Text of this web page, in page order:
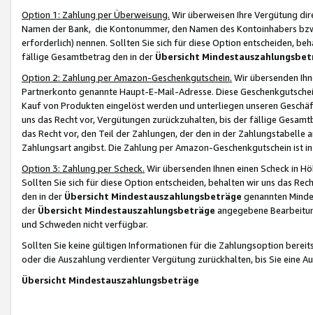
Option 1: Zahlung per Überweisung. Wir überweisen Ihre Vergütung
Namen der Bank, die Kontonummer, den Namen des Kontoinhabers
erforderlich) nennen. Sollten Sie sich für diese Option entscheiden,
fällige Gesamtbetrag den in der Übersicht
Option 2: Zahlung per Amazon-Geschenkgutschein. Wir übersenden
Partnerkonto genannte Haupt-E-Mail-Adresse. Diese
Kauf von Produkten eingelöst werden und unterliegen unseren
uns das Recht vor, Vergütungen zurückzuhalten, bis der fällige
das Recht vor, den Teil der Zahlungen, der den in der
Zahlungsart angibst. Die Zahlung per Amazon-Geschenkgutschein ist
Option 3: Zahlung per Scheck. Wir übersenden Ihnen einen Scheck in
Sollten Sie sich für diese Option entscheiden, behalten wir uns das
den in der Übersicht Mindestauszahlungsbeträge genannten
der Übersicht Mindestauszahlungsbeträge angegebene
und Schweden nicht verfügbar.
Sollten Sie keine gültigen Informationen für die Zahlungsoption
oder die Auszahlung verdienter Vergütung zurückhalten, bis Sie
Übersicht Mindestauszahlungsbeträge